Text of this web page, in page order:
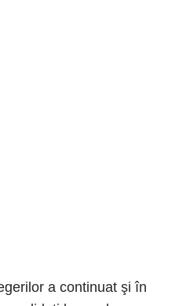
a continuat şi în